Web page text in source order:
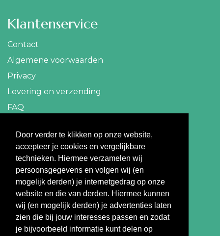
Door verder te klikken op onze website,
accepteer je cookies en vergelijkbare
technieken. Hiermee verzamelen wij
persoonsgegevens en volgen wij (en
mogelijk derden) je internetgedrag op onze
website en die van derden. Hiermee kunnen
wij (en mogelijk derden) je advertenties laten
zien die bij jouw interesses passen en zodat
je bijvoorbeeld informatie kunt delen op
Klantenservice
Contact
Algemene voorwaarden
Privacy
Levering en verzending
FAQ
Contact
info@travelbazaar.nl
Betaal veilig